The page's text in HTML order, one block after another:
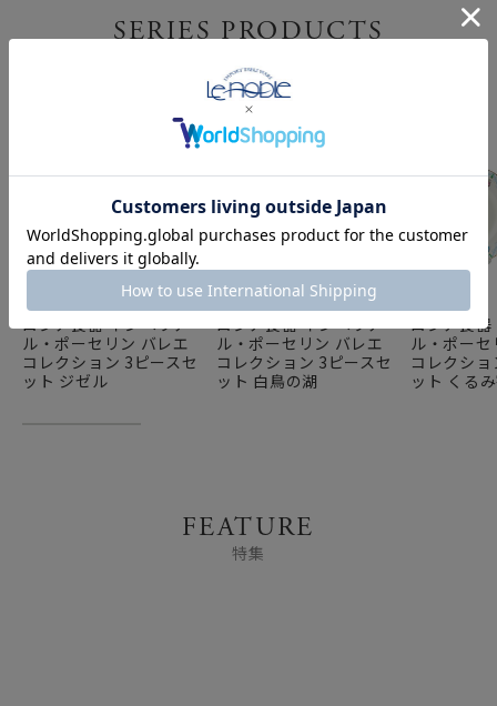
SERIES PRODUCTS
ロシア食器 インペリア
ル・ポーセリン バレエ
コレクション 3ピースセ
ット ジゼル
ロシア食器 インペリア
ル・ポーセリン バレエ
コレクション 3ピースセ
ット 白鳥の湖
ロシア食
ル・ポー
コレクシ
ット くる
FEATURE
特集